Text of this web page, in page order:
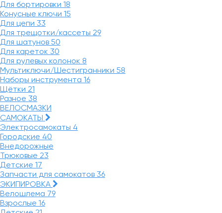
Для бортировки 18
Конусные ключи 15
Для цепи 33
Для трещотки/кассеты 29
Для шатунов 50
Для кареток 30
Для рулевых колонок 8
Мультиключи/Шестигранники 58
Наборы инструмента 16
Щётки 21
Разное 38
ВЕЛОСМАЗКИ
САМОКАТЫ
Электросамокаты 4
Городские 40
Внедорожные
Трюковые 23
Детские 17
Запчасти для самокатов 36
ЭКИПИРОВКА
Велошлема 79
Взрослые 16